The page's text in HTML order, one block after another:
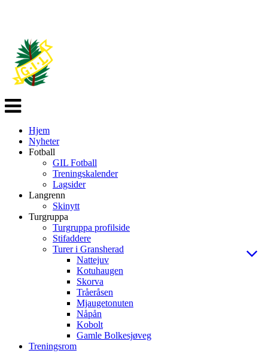
Veksle
navigasjon
Hjem
Nyheter
Fotball
GIL Fotball
Treningskalender
Lagsider
Langrenn
Skinytt
Turgruppa
Turgruppa profilside
Stifaddere
Turer i Gransherad
Nattejuv
Kotuhaugen
Skorva
Tråeråsen
Mjaugetonuten
Nåpån
Kobolt
Gamle Bolkesjøveg
Treningsrom